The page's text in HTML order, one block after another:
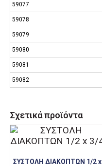
59077
59078
59079
59080
59081
59082
Σχετικά προϊόντα
ΣΥΣΤΟΛΗ ΔΙΑΚΟΠΤΩΝ 1/2 x